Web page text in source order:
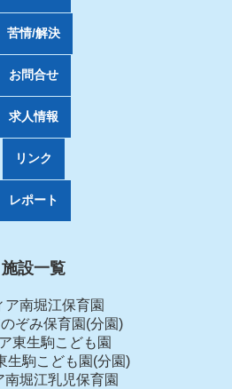
苦情/解決
お問合せ
求人情報
リンク
レポート
施設一覧
ア南堀江保育園
ぞみ保育園(分園)
東生駒こども園
生駒こども園(分園)
南堀江乳児保育園